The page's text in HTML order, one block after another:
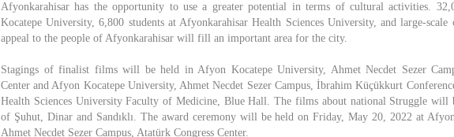
Afyonkarahisar has the opportunity to use a greater potential in terms of cultural activities.
Kocatepe University, 6,800 students at Afyonkarahisar Health Sciences University, and large-
appeal to the people of Afyonkarahisar will fill an important area for the city.
Stagings of finalist films will be held in Afyon Kocatepe University, Ahmet Necdet Sezer
Center and Afyon Kocatepe University, Ahmet Necdet Sezer Campus, İbrahim Küçükkurt
Health Sciences University Faculty of Medicine, Blue Hall. The films about national Struggle will
of Şuhut, Dinar and Sandıklı. The award ceremony will be held on Friday, May 20, 2022 at
Ahmet Necdet Sezer Campus, Atatürk Congress Center.